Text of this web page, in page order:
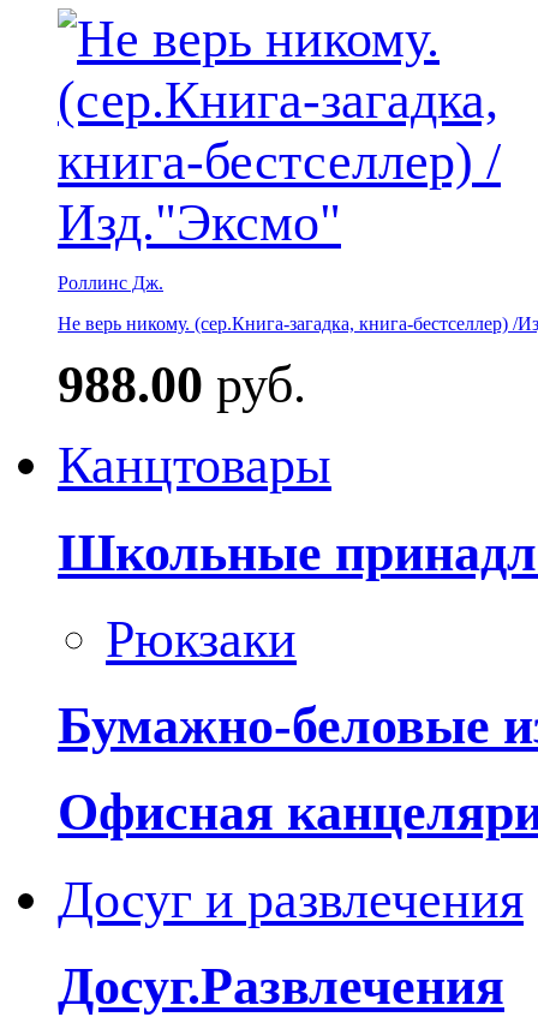
Роллинс Дж.
Не верь никому. (сер.Книга-загадка, книга-бестселлер) /
988.00 руб.
Канцтовары
Школьные
Рюкзаки
Бумажно-беловые
Офисная
Досуг и развлечения
Досуг.Развлечения